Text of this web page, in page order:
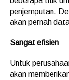
penjemputan.
akan pernah
Sangat efisien
Untuk
akan